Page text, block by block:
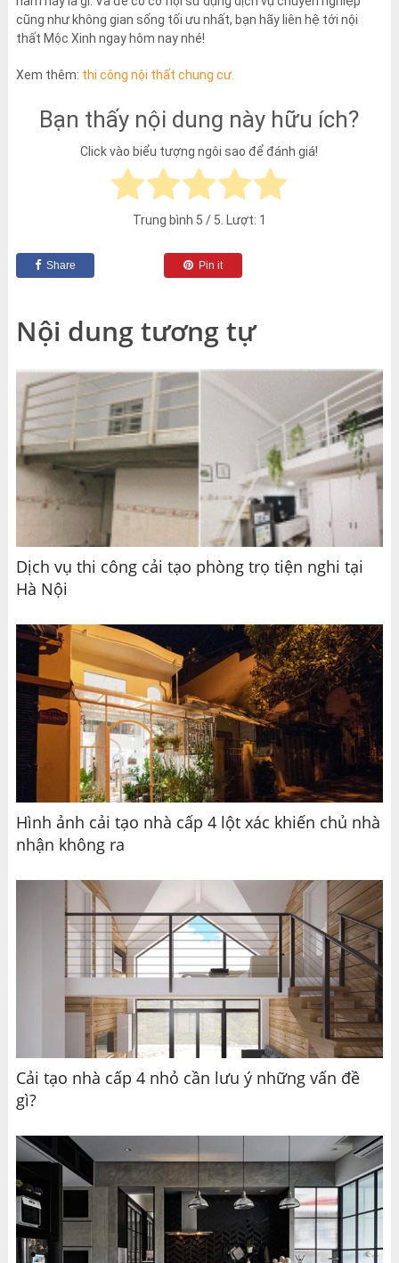
cũng như không gian sống tối ưu nhất, bạn hãy liên hệ tới nội
thất Mộc Xinh ngay hôm nay nhé!
Xem thêm: thi công nội thất chung cư.
Bạn thấy nội dung này hữu ích?
Click vào biểu tượng ngôi sao để đánh giá!
Trung bình 5 / 5. Lượt: 1
Share Pin it
Nội dung tương tự
Dịch vụ thi công cải tạo phòng trọ tiện nghi tại
Hà Nội
Hình ảnh cải tạo nhà cấp 4 lột xác khiến chủ nhà
nhận không ra
Cải tạo nhà cấp 4 nhỏ cần lưu ý những vấn đề
gì?